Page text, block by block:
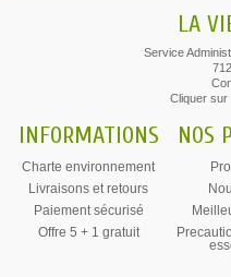
LA
Service
Cliquer
INFORMATIONS
Charte environnement
Livraisons et retours
Paiement sécurisé
Offre 5 + 1 gratuit
NOS